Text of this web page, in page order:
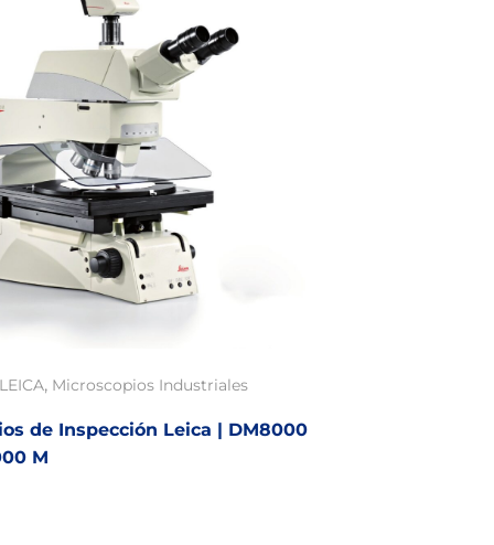
LEICA, Microscopios Industriales
de Inspección Leica | DM8000
M